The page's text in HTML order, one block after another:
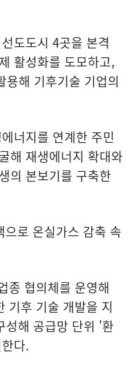
도도시 4곳을 본격
활성화를 도모하고,
용해 기후기술 기업의
너지를 연계한 주민
해 재생에너지 확대와
의 본보기를 구축한
으로 온실가스 감축 속
종 협의체를 운영해
기후 기술 개발을 지
성해 공급망 단위 '환
다.